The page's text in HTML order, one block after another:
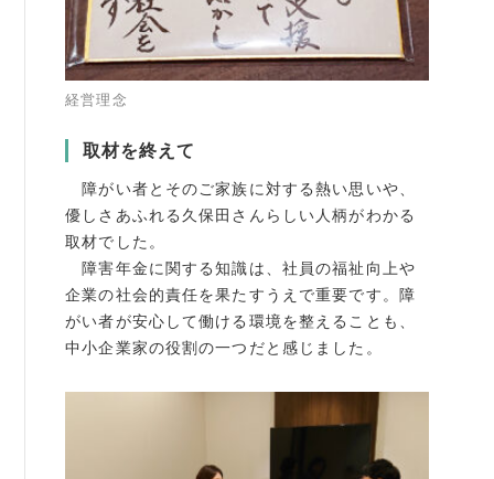
経営理念
取材を終えて
障がい者とそのご家族に対する熱い思いや、
優しさあふれる久保田さんらしい人柄がわかる
取材でした。
障害年金に関する知識は、社員の福祉向上や
企業の社会的責任を果たすうえで重要です。障
がい者が安心して働ける環境を整えることも、
中小企業家の役割の一つだと感じました。